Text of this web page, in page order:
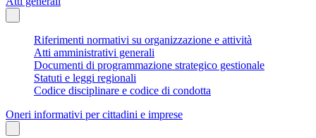
Riferimenti normativi su organizzazione e attività
Atti amministrativi generali
Documenti di programmazione strategico gestionale
Statuti e leggi regionali
Codice disciplinare e codice di condotta
Oneri informativi per cittadini e imprese